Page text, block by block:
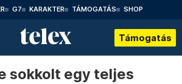
G7 KARAKTER TÁMOGATÁS SHOP
Támogatás
sokkolt egy teljes